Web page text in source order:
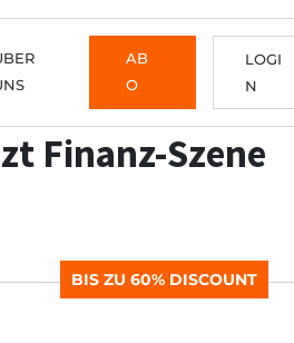
AB
O
LOGI
N
Finanz-Szene
BIS ZU 60% DISCOUNT